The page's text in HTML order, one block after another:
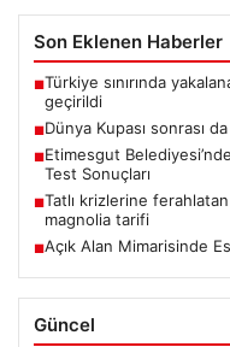
Son Eklenen Haberler
■Türkiye sınırında
geçirildi
■Dünya Kupası sonrası
■Etimesgut
Test Sonuçları
■Tatlı krizlerine
magnolia tarifi
■Açık Alan Mimarisinde
Güncel